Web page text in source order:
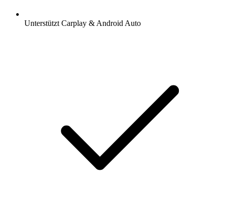
Unterstützt Carplay & Android Auto